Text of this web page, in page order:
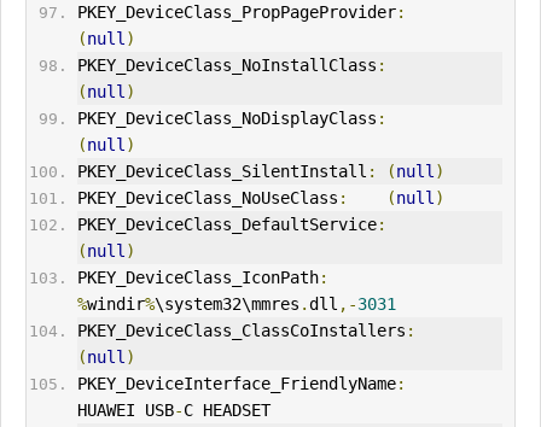
PKEY_DeviceClass_PropPageProvider:
(null )
PKEY_DeviceClass_NoInstallClass :
(null )
PKEY_DeviceClass_NoDisplayClass :
(null )
PKEY_DeviceClass_SilentInstall : (null )
PKEY_DeviceClass_NoUseClass : (null )
PKEY_DeviceClass_DefaultService:
(null )
PKEY_DeviceClass_IconPath:
%windir%\system32\mmres .dll ,-3031
PKEY_DeviceClass_ClassCoInstallers :
(null )
PKEY_DeviceInterface_FriendlyName:
HUAWEI USB-C HEADSET